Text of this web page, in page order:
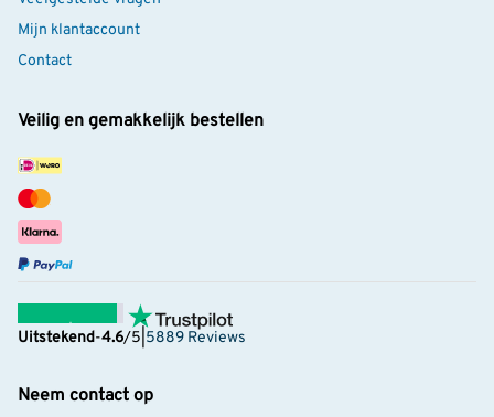
Mijn klantaccount
Contact
Veilig en gemakkelijk bestellen
Uitstekend-4.6/5 5889 Reviews
Neem contact op